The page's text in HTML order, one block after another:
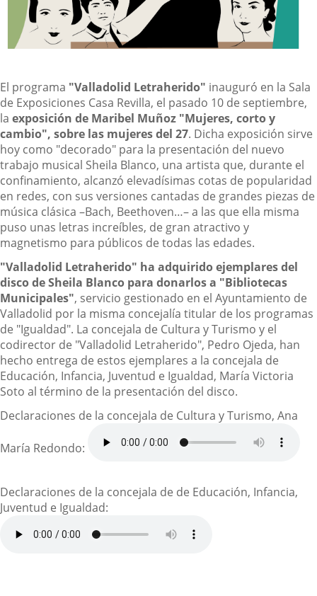
El programa "Valladolid Letraherido" inauguró en la Sala
de Exposiciones Casa Revilla, el pasado 10 de septiembre,
la exposición de Maribel Muñoz "Mujeres, corto y
cambio", sobre las mujeres del 27. Dicha exposición sirve
hoy como "decorado" para la presentación del nuevo
trabajo musical Sheila Blanco, una artista que, durante el
confinamiento, alcanzó elevadísimas cotas de popularidad
en redes, con sus versiones cantadas de grandes piezas de
música clásica –Bach, Beethoven…– a las que ella misma
puso unas letras increíbles, de gran atractivo y
magnetismo para públicos de todas las edades.
"Valladolid Letraherido" ha adquirido ejemplares del
disco de Sheila Blanco para donarlos a "Bibliotecas
Municipales", servicio gestionado en el Ayuntamiento de
Valladolid por la misma concejalía titular de los programas
de "Igualdad". La concejala de Cultura y Turismo y el
codirector de "Valladolid Letraherido", Pedro Ojeda, han
hecho entrega de estos ejemplares a la concejala de
Educación, Infancia, Juventud e Igualdad, María Victoria
Soto al término de la presentación del disco.
Declaraciones de la concejala de Cultura y Turismo, Ana
María Redondo:
Declaraciones de la concejala de de Educación, Infancia,
Juventud e Igualdad: